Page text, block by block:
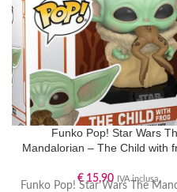
Funko Pop! Star Wars
Mandalorian – The Child with
€15,90 IVA inclusa
Funko Pop! Star Wars The